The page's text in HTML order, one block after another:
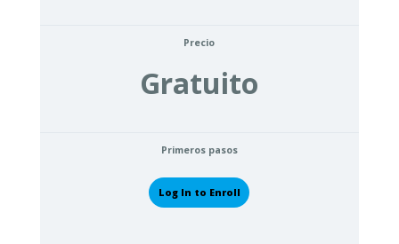
Precio
Gratuito
Primeros pasos
Log In to Enroll